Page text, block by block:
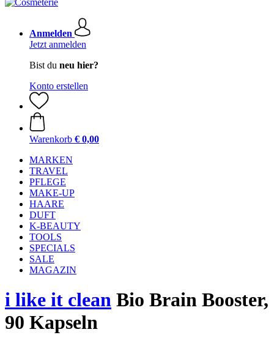
Anmelden
Jetzt anmelden
Bist du neu hier?
Konto erstellen
Warenkorb € 0,00
MARKEN
TRAVEL
PFLEGE
MAKE-UP
HAARE
DUFT
K-BEAUTY
TOOLS
SPECIALS
SALE
MAGAZIN
i like it clean Bio Brain Booster,
90 Kapseln